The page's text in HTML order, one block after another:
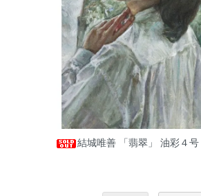
結城唯善 「翡翠」 油彩４号